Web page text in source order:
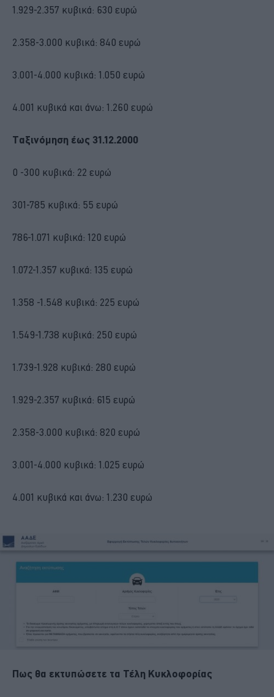
1.929-2.357 κυβικά: 630 ευρώ
2.358-3.000 κυβικά: 840 ευρώ
3.001-4.000 κυβικά: 1.050 ευρώ
4.001 κυβικά και άνω: 1.260 ευρώ
Ταξινόμηση έως 31.12.2000
0 -300 κυβικά: 22 ευρώ
301-785 κυβικά: 55 ευρώ
786-1.071 κυβικά: 120 ευρώ
1.072-1.357 κυβικά: 135 ευρώ
1.358 -1.548 κυβικά: 225 ευρώ
1.549-1.738 κυβικά: 250 ευρώ
1.739-1.928 κυβικά: 280 ευρώ
1.929-2.357 κυβικά: 615 ευρώ
2.358-3.000 κυβικά: 820 ευρώ
3.001-4.000 κυβικά: 1.025 ευρώ
4.001 κυβικά και άνω: 1.230 ευρώ
Πως θα εκτυπώσετε τα Τέλη Κυκλοφορίας